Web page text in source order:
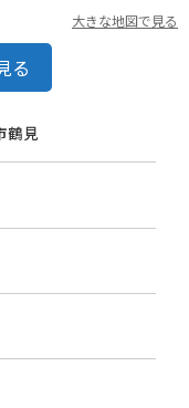
大きな地図で見る
る
鶴見